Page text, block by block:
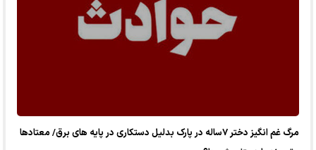
مرگ غم انگیز دختر ۷ساله در پارک بدلیل دستکاری در پایه های برق/ معتادها